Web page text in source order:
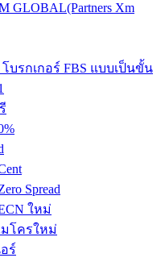
Xm
บรกเกอร์ FBS แบบเป็นขั้น
Spread
ใหม่
โครใหม่
ร์